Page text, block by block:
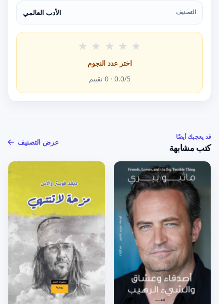
التصنيف الأدب العالمي
★ ★ ★ ★ ★
اختر عدد النجوم
0.0/5 ·
0 تقييم
قد يعجبك أيضًا
كتب مشابهة
عرض التصنيف